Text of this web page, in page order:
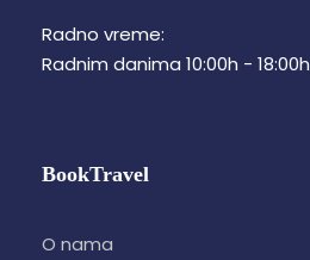
Radno vreme:
Radnim danima 10:00h - 18:00h
BookTravel
O nama